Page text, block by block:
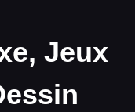
Jeux